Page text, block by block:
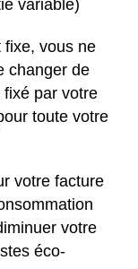
variable)
fixe, vous ne
changer de
par votre
toute votre
votre facture
votre
éco-